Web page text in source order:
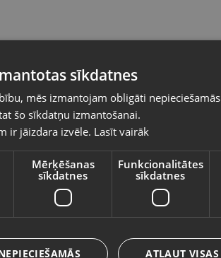
X3 Pro 128GB 6GB RAM
lietots (Garantija 14 dienas)
būs attēlots izvēlētajā valodā
Latvian
sīkdatnes
mēs izmantojam obligāti
šo sīkdatņu izmantošanai.
ir jāizdara izvēle. Lasīt vairāk
Mērķēšanas
sīkdatnes
Funkcionalitātes
sīkdatnes
ATĻAUT